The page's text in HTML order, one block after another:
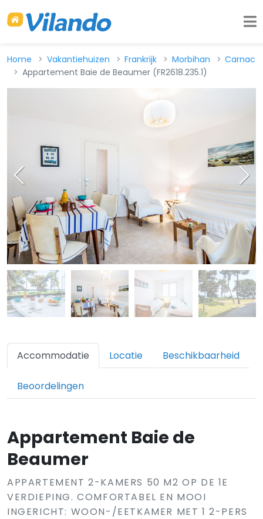
Home Vakantiehuizen Frankrijk Morbihan
Carnac
Appartement Baie de Beaumer (FR2618.235.1)
Accommodatie Locatie Beschikbaarheid
Beoordelingen
Appartement Baie de
Beaumer
APPARTEMENT 2-KAMERS 50 M2 OP DE 1E
VERDIEPING. COMFORTABEL EN MOOI
INGERICHT: WOON-/EETKAMER MET 1 2-PERS